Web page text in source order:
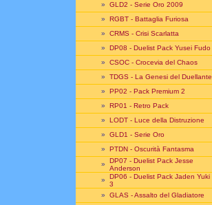
» GLD2 - Serie Oro 2009
» RGBT - Battaglia Furiosa
» CRMS - Crisi Scarlatta
» DP08 - Duelist Pack Yusei Fudo
» CSOC - Crocevia del Chaos
» TDGS - La Genesi del Duellante
» PP02 - Pack Premium 2
» RP01 - Retro Pack
» LODT - Luce della Distruzione
» GLD1 - Serie Oro
» PTDN - Oscurità Fantasma
» DP07 - Duelist Pack Jesse
Anderson
» DP06 - Duelist Pack Jaden Yuki
3
» GLAS - Assalto del Gladiatore